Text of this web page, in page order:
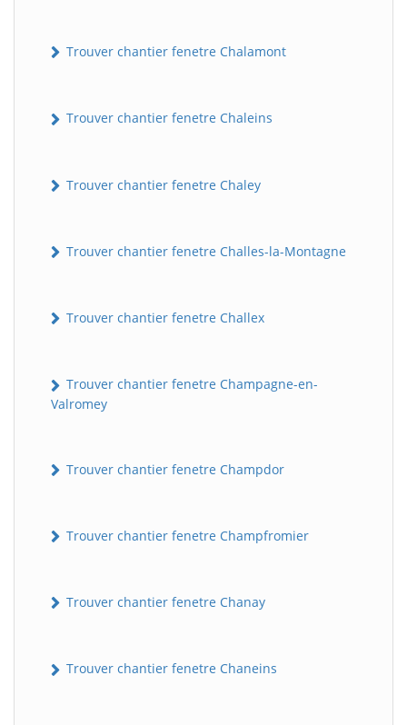
Trouver chantier fenetre Chalamont
Trouver chantier fenetre Chaleins
Trouver chantier fenetre Chaley
Trouver chantier fenetre Challes-la-Montagne
Trouver chantier fenetre Challex
Trouver chantier fenetre Champagne-en-
Valromey
Trouver chantier fenetre Champdor
Trouver chantier fenetre Champfromier
Trouver chantier fenetre Chanay
Trouver chantier fenetre Chaneins